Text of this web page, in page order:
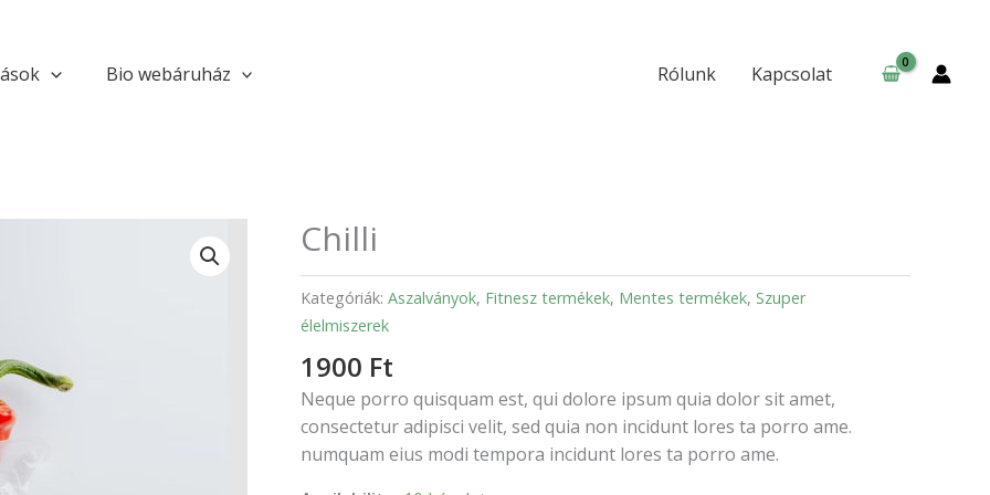
Bio webáruház Rólunk Kapcsolat
Chilli
Kategóriák: Aszalványok, Fitnesz termékek, Mentes termékek, Szuper
élelmiszerek
1900 Ft
Neque porro quisquam est, qui dolore ipsum quia dolor sit amet,
consectetur adipisci velit, sed quia non incidunt lores ta porro ame.
numquam eius modi tempora incidunt lores ta porro ame.
Chilli
mennyiség